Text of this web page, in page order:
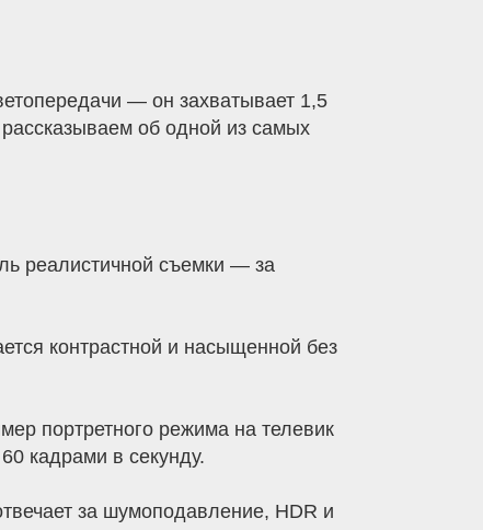
— он захватывает 1,5
об одной из самых
реалистичной съемки — за
контрастной и насыщенной без
портретного режима на телевик
кадрами в секунду.
за шумоподавление, HDR и